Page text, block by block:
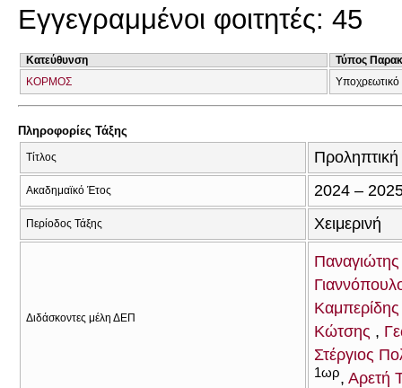
Εγγεγραμμένοι φοιτητές: 45
Κατεύθυνση
Τύπος
ΚΟΡΜΟΣ
Υποχρεωτικό
Πληροφορίες Τάξης
Τίτλος Προληπτική
Ακαδημαϊκό Έτος 2024 –
Περίοδος Τάξης Χειμερινή
Διδάσκοντες μέλη ΔΕΠ
Καμπερίδης
Κώτσης
Στέργιος
1ωρ Αρετή